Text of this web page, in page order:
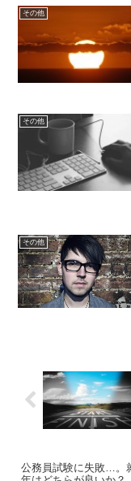
その他
その他
その他
公務員試験に失敗…。